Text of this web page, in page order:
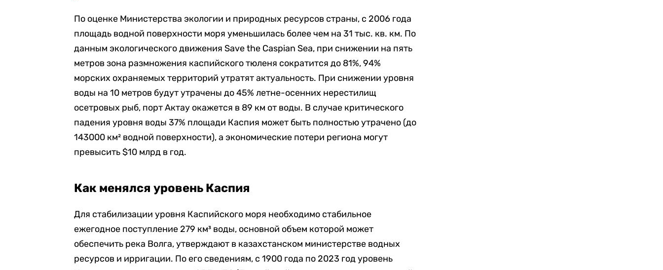
По оценке Министерства экологии и природных ресурсов страны, с 2006 года
площадь водной поверхности моря уменьшилась более чем на 31 тыс. кв. км. По
данным экологического движения Save the Caspian Sea, при снижении на пять
метров зона размножения каспийского тюленя сократится до 81%, 94%
морских охраняемых территорий утратят актуальность. При снижении уровня
воды на 10 метров будут утрачены до 45% летне-осенних нерестилищ
осетровых рыб, порт Актау окажется в 89 км от воды. В случае критического
падения уровня воды 37% площади Каспия может быть полностью утрачено (до
143000 км² водной поверхности), а экономические потери региона могут
превысить $10 млрд в год.
Как менялся уровень Каспия
Для стабилизации уровня Каспийского моря необходимо стабильное
ежегодное поступление 279 км³ воды, основной объем которой может
обеспечить река Волга, утверждают в казахстанском министерстве водных
ресурсов и ирригации. По его сведениям, с 1900 года по 2023 год уровень